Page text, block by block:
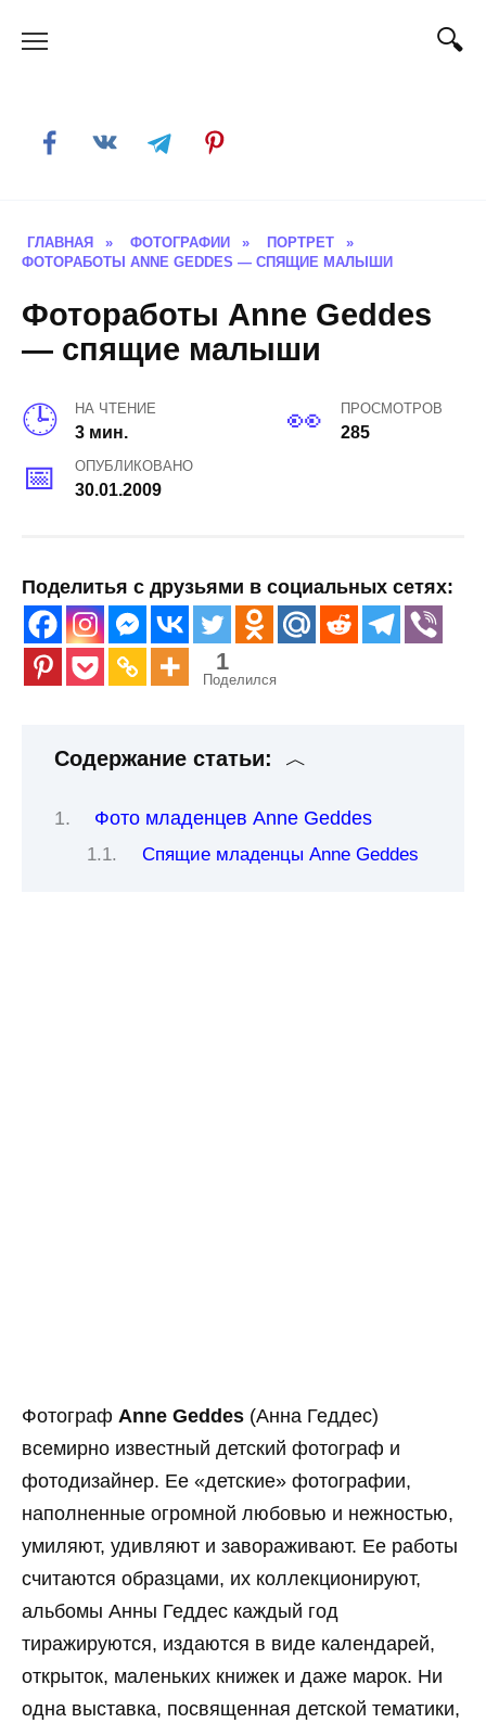
ГЛАВНАЯ » ФОТОГРАФИИ » ПОРТРЕТ
»
ФОТОРАБОТЫ ANNE GEDDES — СПЯЩИЕ МАЛЫШИ
Фотоработы Anne Geddes
— спящие малыши
НА ЧТЕНИЕ
3 мин.
ПРОСМОТРОВ
285
ОПУБЛИКОВАНО
30.01.2009
Поделитья с друзьями в социальных сетях:
1
Поделился
Содержание статьи:
Фото младенцев Anne Geddes
Спящие младенцы Anne Geddes
Фотограф Anne Geddes (Анна Геддес)
всемирно известный детский фотограф и
фотодизайнер. Ее «детские» фотографии,
наполненные огромной любовью и нежностью,
умиляют, удивляют и завораживают. Ее работы
считаются образцами, их коллекционируют,
альбомы Анны Геддес каждый год
тиражируются, издаются в виде календарей,
открыток, маленьких книжек и даже марок. Ни
одна выставка, посвященная детской тематики,